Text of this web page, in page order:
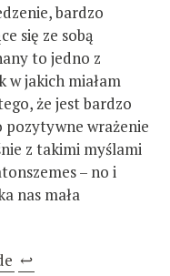
bardzo
się ze sobą
to jedno z
w jakich miałam
że jest bardzo
wrażenie
z takimi myślami
– no i
nas mała
↩